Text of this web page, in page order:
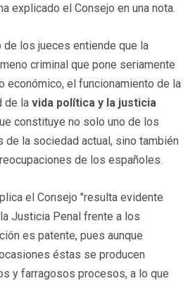
explicado el Consejo en una nota.
de los jueces entiende que la
criminal que pone seriamente
económico, el funcionamiento de la
de la vida política y la justicia
constituye no solo uno de los
la sociedad actual, sino también
de los españoles.
el Consejo "resulta evidente
Justicia Penal frente a los
es patente, pues aunque
éstas se producen
y farragosos procesos, a lo que